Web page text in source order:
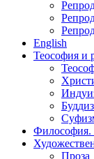
English
Теософия и
Философия.
Проза